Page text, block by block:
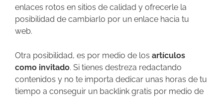
enlaces rotos en sitios de calidad y ofrecerle la
posibilidad de cambiarlo por un enlace hacia tu
web.
Otra posibilidad, es por medio de los artículos
como invitado. Si tienes destreza redactando
contenidos y no te importa dedicar unas horas de tu
tiempo a conseguir un backlink gratis por medio de